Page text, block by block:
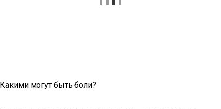
Какими могут быть боли?